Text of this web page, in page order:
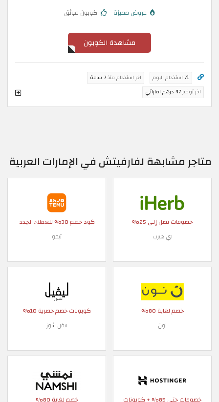
عروض مميزة كوبون موثق
مشاهدة الكوبون
71 استخدام اليوم اخر استخدام منذ7 ساعة
اخر توفير47 درهم اماراتي
متاجر مشابهة لفارفيتش في الإمارات العربية
خصومات تصل إلى 25%
اي هيرب
كود خصم 30% للعملاء الجدد
تيمو
خصم لغاية 80%
نون
كوبونات خصم حصرية 10%
ليفل شوز
خصومات حتى 85% + كوبونات خصم لغاية 80%